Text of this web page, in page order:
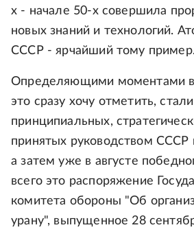
х - начале 50-х совершила
новых знаний и технологий.
СССР - ярчайший тому
Определяющими моментами в
это сразу хочу отметить,
принципиальных,
принятых руководством СССР
а затем уже в августе
всего это распоряжение
комитета обороны "Об
урану", выпущенное 28